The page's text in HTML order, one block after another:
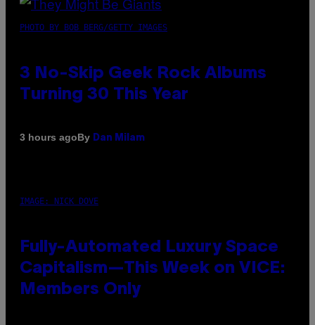
PHOTO BY BOB BERG/GETTY IMAGES
3 No-Skip Geek Rock Albums
Turning 30 This Year
3 hours agoBy Dan Milam
IMAGE: NICK DOVE
Fully-Automated Luxury Space
Capitalism—This Week on VICE:
Members Only